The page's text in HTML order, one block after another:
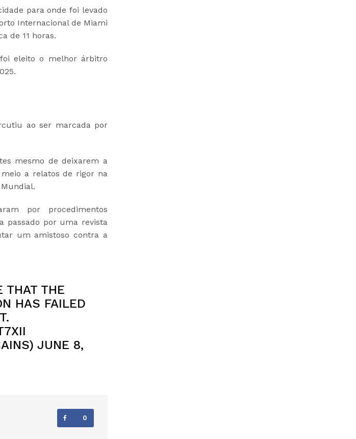
para onde foi levado
Internacional de Miami
de 11 horas.
eleito o melhor árbitro
ao ser marcada por
mesmo de deixarem a
a relatos de rigor na
por procedimentos
passado por uma revista
um amistoso contra a
THAT THE
HAS FAILED
JUNE 8,
0